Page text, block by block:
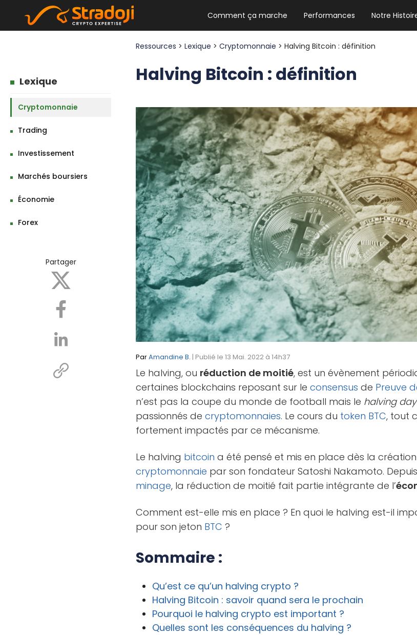
Comment ça marche Performances Notre
NEWSLETTER HEBDO
Les news crypto dont vous
Le guide ultime pour débuter
cryptomonnaies
Lexique
Cryptomonnaie
Trading
Investissement
Marchés boursiers
Économie
Forex
Partager
Ressources >Lexique >Cryptomonnaie > Halving Bitcoin : définition
Halving Bitcoin : définition
ParAmandine B. | Publié le 13 Mai. 2022 à 14h37
Le halving, ou réduction de moitié, est un évènement
certaines blockchains reposant sur leconsensus de Preuve
n’est pas la coupe du monde de football mais le halving day
passionnés decryptomonnaies. Le cours du token BTC, tout
fortement impactés par ce mécanisme.
Le halving bitcoin a été pensé et mis en place dès la
cryptomonnaie par son fondateur Satoshi Nakamoto.
minage, la réduction de moitié fait partie intégrante de l’
Comment est-elle mis en place ? En quoi le halving est-il
pour son jeton BTC ?
Sommaire :
Qu’est ce qu’un halving crypto ?
Halving Bitcoin : savoir quand sera le prochain
Pourquoi le halving crypto est important ?
Quelles sont les conséquences du halving ?